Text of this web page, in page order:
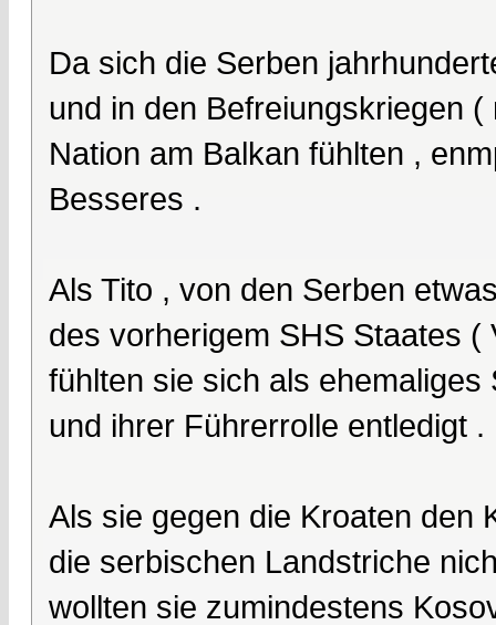
Da sich die Serben
und in den Befreiungskriegen
Nation am Balkan fühlten ,
Besseres .
Als Tito , von den Serben
des vorherigem SHS Staates
fühlten sie sich als
und ihrer Führerrolle entledigt .
Als sie gegen die Kroaten den
die serbischen Landstriche
wollten sie zumindestens